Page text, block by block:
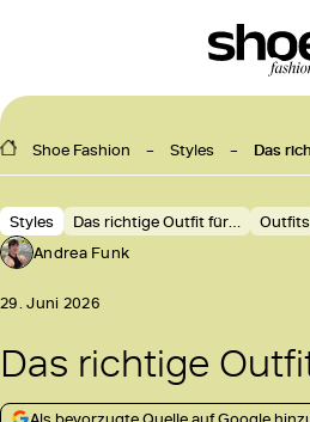
Shoe Fashion Styles Das
Styles Das richtige Outfit für…
Outfits
Andrea Funk
29. Juni 2026
Das richtige